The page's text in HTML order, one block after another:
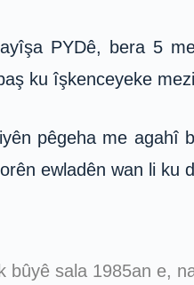
PYDê, bera 5
ku îşkenceyeke
pêgeha me agahî
ewladên wan li ku
sala 1985an e,